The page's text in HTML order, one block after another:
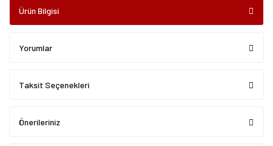
Ürün Bilgisi
Yorumlar
Taksit Seçenekleri
Önerileriniz